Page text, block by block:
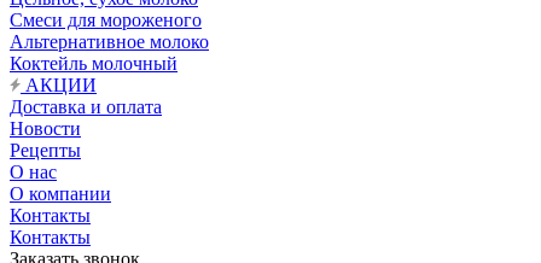
Смеси для мороженого
Альтернативное молоко
Коктейль молочный
АКЦИИ
Доставка и оплата
Новости
Рецепты
О нас
О компании
Контакты
Контакты
Заказать звонок